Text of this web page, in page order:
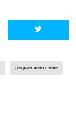
редкие животные